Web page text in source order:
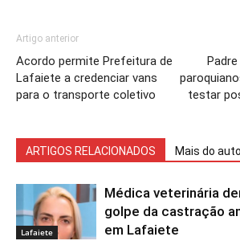
Artigo anterior
Acordo permite Prefeitura de
Lafaiete a credenciar vans
para o transporte coletivo
testar
ARTIGOS RELACIONADOS Mais do
Lafaiete
Médica veterinária
golpe da castração
em Lafaiete